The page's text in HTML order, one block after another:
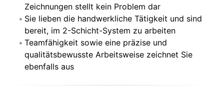
Zeichnungen stellt kein Problem dar
Sie lieben die handwerkliche Tätigkeit und sind
bereit, im 2-Schicht-System zu arbeiten
Teamfähigkeit sowie eine präzise und
qualitätsbewusste Arbeitsweise zeichnet Sie
ebenfalls aus